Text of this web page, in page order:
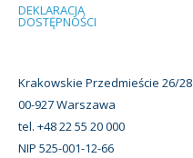
DEKLARACJA
DOSTĘPNOŚCI
Krakowskie Przedmieście 26/28
00-927 Warszawa
tel. +48 22 55 20 000
NIP 525-001-12-66